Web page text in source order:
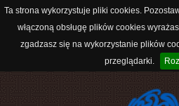
Ta strona wykorzystuje pliki cookies.
włączoną obsługę plików cookies
zgadzasz się na wykorzystanie plików
przeglądarki.